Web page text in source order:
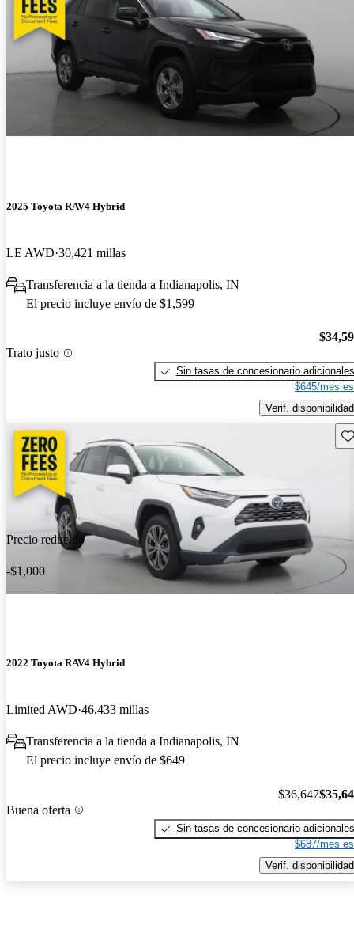
2025 Toyota RAV4 Hybrid
LE AWD 30,421 millas
Transferencia a la tienda a Indianapolis, IN
El precio incluye envío de $1,599
Trato justo
Sin tasas de concesionario adicionales
$645/mes
Verif. disponibilidad
Precio reducido
-$1,000
2022 Toyota RAV4 Hybrid
Limited AWD 46,433 millas
Transferencia a la tienda a Indianapolis, IN
El precio incluye envío de $649
Buena oferta
$36,647
Sin tasas de concesionario adicionales
$687/mes
Verif. disponibilidad